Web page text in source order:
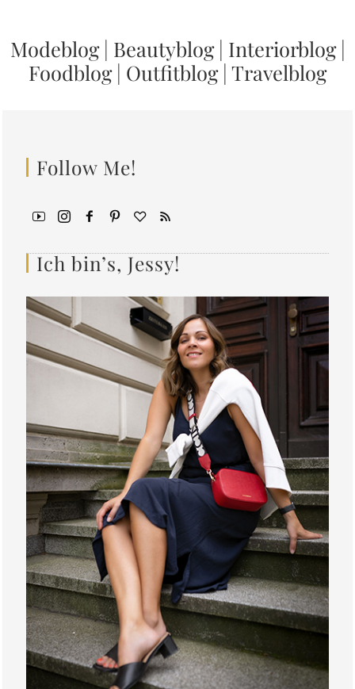
Modeblog| Beautyblog| Interiorblog|
Foodblog| Outfitblog| Travelblog
Follow Me!
Ich bin’s, Jessy!